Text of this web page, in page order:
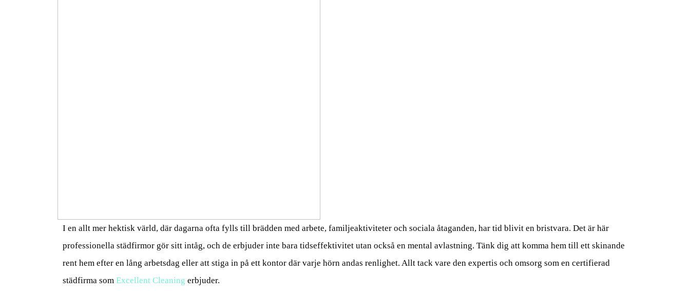
I en allt mer hektisk värld, där dagarna ofta fylls till brädden med arbete, familjeaktiviteter och sociala åtaganden, har tid blivit en bristvara. Det är här
professionella städfirmor gör sitt intåg, och de erbjuder inte bara tidseffektivitet utan också en mental avlastning. Tänk dig att komma hem till ett skinande
rent hem efter en lång arbetsdag eller att stiga in på ett kontor där varje hörn andas renlighet. Allt tack vare den expertis och omsorg som en certifierad
städfirma som Excellent Cleaning erbjuder.